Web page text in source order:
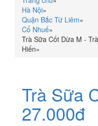
Hà Nội»
Quận Bắc Từ Liêm»
Cổ Nhuế»
Trà Sữa Cốt Dừa M -
Hiến»
Trà Sữa
27.000đ